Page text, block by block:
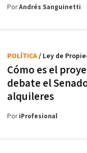
PorAndrés Sanguinetti
Cómo es el
debate el
alquileres
POLÍTICA/ Ley de
PoriProfesional